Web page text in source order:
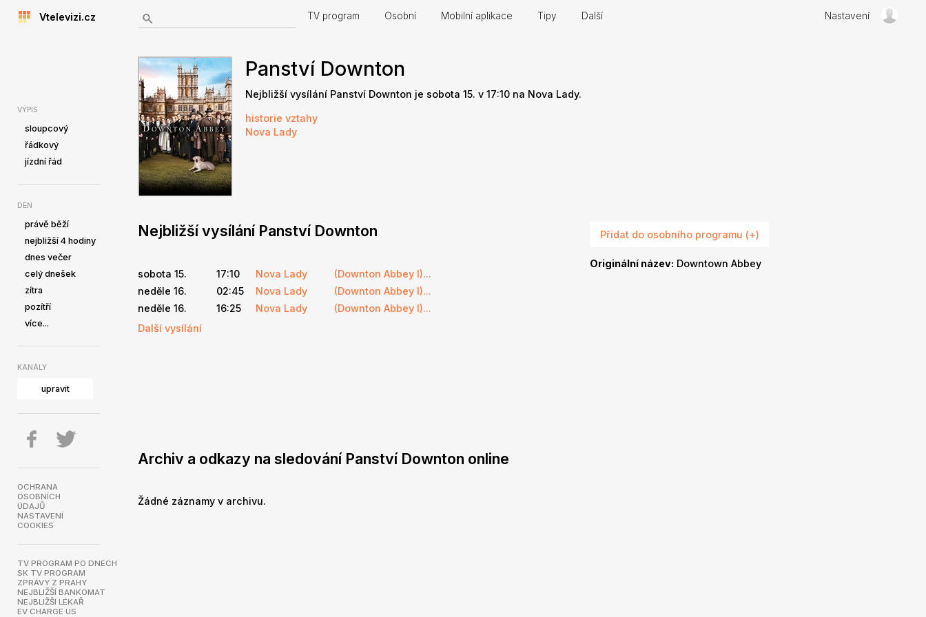
Vtelevizi.cz TV program Osobní Mobilní aplikace Tipy Další Nastavení
VÝPIS
sloupcový
řádkový
jízdní řád
DEN
právě běží
nejbližší 4 hodiny
dnes večer
celý dnešek
zítra
pozítří
více...
KANÁLY
upravit
OCHRANA
OSOBNÍCH
ÚDAJŮ
NASTAVENÍ
COOKIES
TV PROGRAM PO DNECH
SK TV PROGRAM
ZPRÁVY Z PRAHY
NEJBLIŽŠÍ BANKOMAT
NEJBLIŽŠÍ LÉKAŘ
EV CHARGE US
Panství Downton
Nejbližší vysílání Panství Downton je sobota 15. v 17:10 na Nova Lady.
historie vztahy
Nova Lady
Nejbližší vysílání Panství Downton
sobota 15. 17:10 Nova Lady
(Downton Abbey I)...
neděle 16.
02:45 Nova Lady
(Downton Abbey I)...
neděle 16.
16:25 Nova Lady
(Downton Abbey I)...
Další vysílání
Archiv a odkazy na sledování Panství Downton online
Žádné záznamy v archivu.
Přidat do osobního programu (+)
Originální název: Downtown Abbey